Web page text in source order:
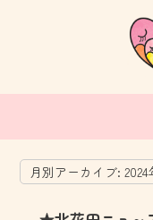
月別アーカイブ:2024